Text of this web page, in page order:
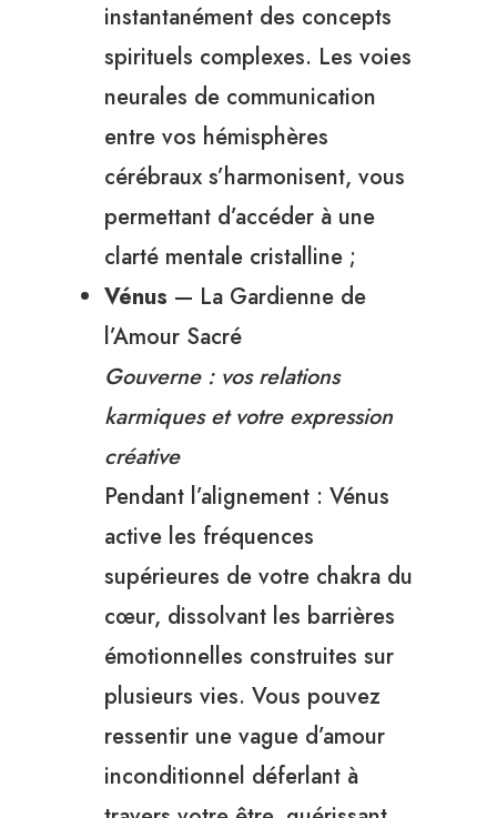
instantanément des concepts
spirituels complexes. Les voies
neurales de communication
entre vos hémisphères
cérébraux s’harmonisent, vous
permettant d’accéder à une
clarté mentale cristalline ;
Vénus — La Gardienne de
l’Amour Sacré
Gouverne : vos relations
karmiques et votre expression
créative
Pendant l’alignement : Vénus
active les fréquences
supérieures de votre chakra du
cœur, dissolvant les barrières
émotionnelles construites sur
plusieurs vies. Vous pouvez
ressentir une vague d’amour
inconditionnel déferlant à